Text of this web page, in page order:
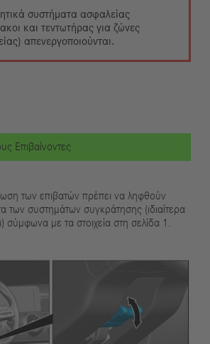
συστήματα ασφαλείας
και τεντωτήρας για ζώνες
απενεργοποιούνται.
Επιβαίνοντες
των επιβατών πρέπει να ληφθούν
των συστημάτων συγκράτησης (ιδιαίτερα
σύμφωνα με τα στοιχεία στη σελίδα 1.